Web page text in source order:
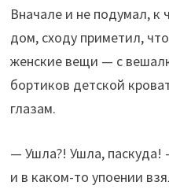
Вначале и не подумал, к
дом, сходу приметил,
женские вещи — с
бортиков детской
глазам.
— Ушла?! Ушла, паскуда!
и в каком-то упоении